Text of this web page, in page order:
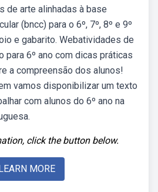
de arte alinhadas à base
(bncc) para o 6º, 7º, 8º e 9º
e gabarito. Webatividades de
para 6º ano com dicas práticas
a compreensão dos alunos!
vamos disponibilizar um texto
com alunos do 6º ano na
click the button below.
MORE